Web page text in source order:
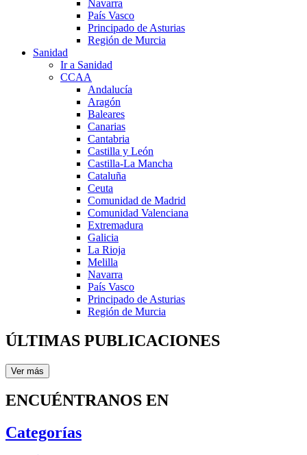
Navarra
País Vasco
Principado de Asturias
Región de Murcia
Sanidad
Ir a Sanidad
CCAA
Andalucía
Aragón
Baleares
Canarias
Cantabria
Castilla y León
Castilla-La Mancha
Cataluña
Ceuta
Comunidad de Madrid
Comunidad Valenciana
Extremadura
Galicia
La Rioja
Melilla
Navarra
País Vasco
Principado de Asturias
Región de Murcia
ÚLTIMAS PUBLICACIONES
Ver más
ENCUÉNTRANOS EN
Categorías